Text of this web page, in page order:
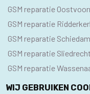
GSM reparatie
GSM reparatie
GSM reparatie Schiedam
GSM reparatie Sliedrecht
GSM reparatie
WIJ GEBRUIKEN